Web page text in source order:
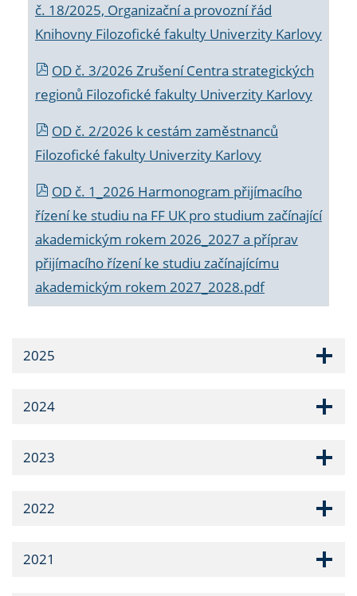
č. 18/2025, Organizační a provozní řád
Knihovny Filozofické fakulty Univerzity Karlovy
OD č. 3/2026 Zrušení Centra strategických
regionů Filozofické fakulty Univerzity Karlovy
OD č. 2/2026 k cestám zaměstnanců
Filozofické fakulty Univerzity Karlovy
OD č. 1_2026 Harmonogram přijímacího
řízení ke studiu na FF UK pro studium začínající
akademickým rokem 2026_2027 a příprav
přijímacího řízení ke studiu začínajícímu
akademickým rokem 2027_2028.pdf
2025
2024
2023
2022
2021